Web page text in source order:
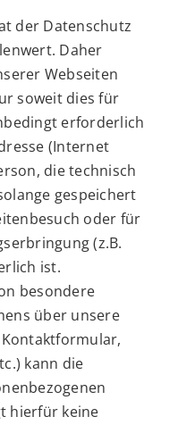
der Datenschutz
Daher
Webseiten
soweit dies für
erforderlich
(Internet
die technisch
gespeichert
oder für
(z.B.
ist.
besondere
über unsere
kann die
hierfür keine